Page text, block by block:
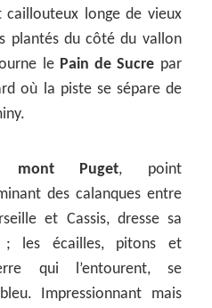
caillouteux longe de vieux
plantés du côté du vallon
le Pain de Sucre par
où la piste se sépare de
mont Puget, point
des calanques entre
et Cassis, dresse sa
; les écailles, pitons et
qui l’entourent, se
Impressionnant mais